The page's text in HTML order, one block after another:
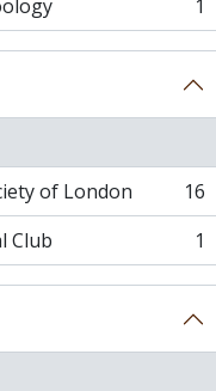
1
of London
16
Club
1